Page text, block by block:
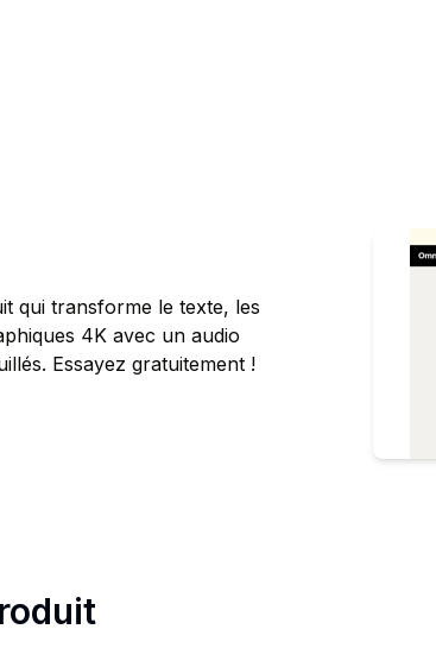
qui transforme le texte, les
4K avec un audio
Essayez gratuitement !